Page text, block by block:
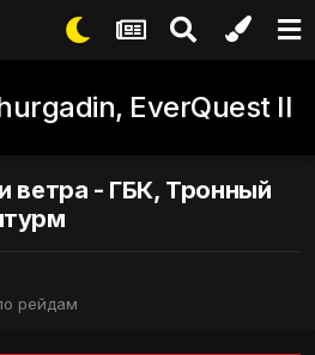
EverQuest II
ветра - ГБК, Тронный
рейдам